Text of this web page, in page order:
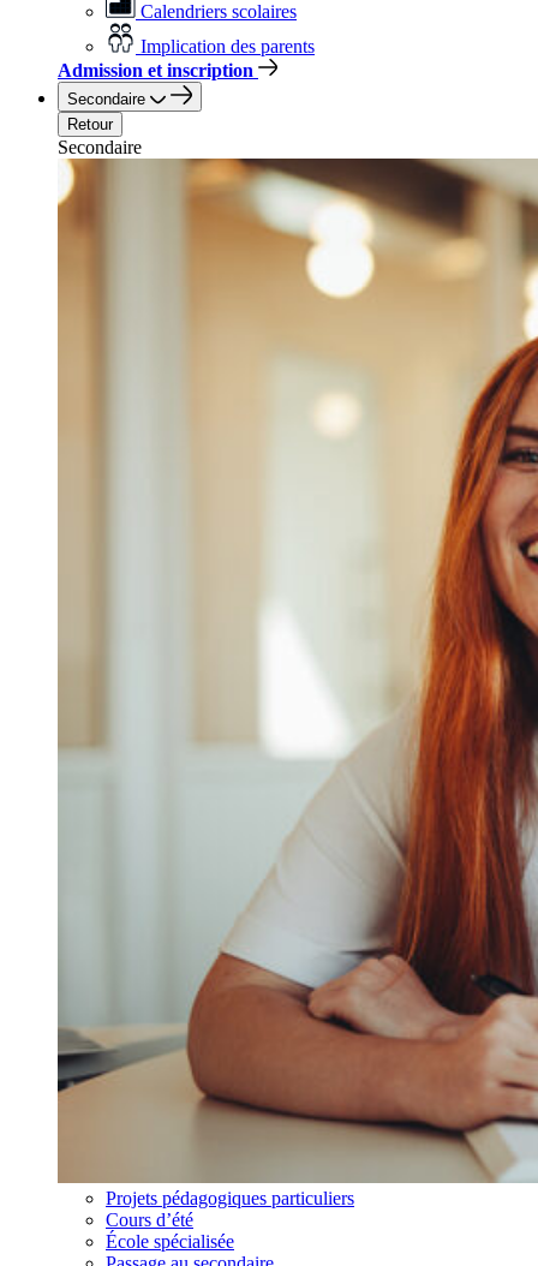
Calendriers scolaires
Implication des parents
Admission et inscription
Secondaire
Retour
Secondaire
Projets pédagogiques particuliers
Cours d’été
École spécialisée